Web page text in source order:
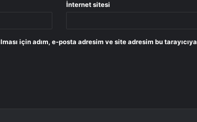
İnternet sitesi
için adım, e-posta adresim ve site adresim bu tarayıcıya